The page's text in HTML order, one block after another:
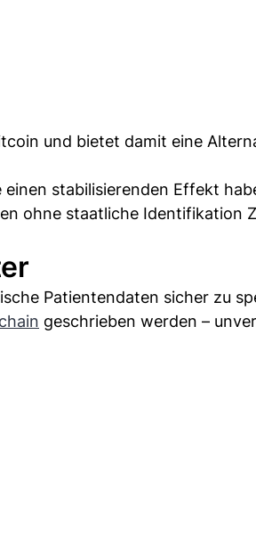
und bietet damit eine
stabilisierenden Effekt
ohne staatliche Identifikation
Patientendaten sicher zu
geschrieben werden –